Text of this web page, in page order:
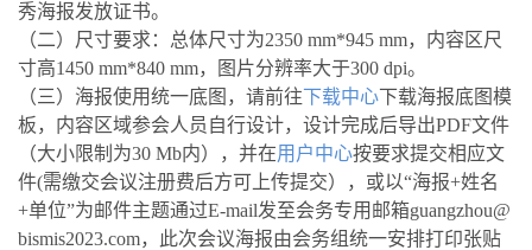
秀海报发放证书。
（二）尺寸要求： 总体尺寸为2350 mm*945 mm，内容区尺
寸高1450 mm*840 mm，图片分辨率大于300 dpi。
（三） 海报使用统一底图，请前往下载中心下载海报底图模
板，内容区域参会人员自行设计，设计完成后导出PDF文件
（大小限制为30 Mb内），并在用户中心按要求提交相应文
件(需缴交会议注册费后方可上传提交）， 或以“海报+姓名
+单位”为邮件主题通过E-mail发至会务专用邮箱guangzhou@
bismis2023.com，此次会议海报由会务组统一安排打印张贴